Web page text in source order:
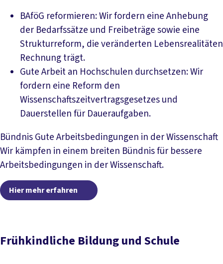
BAföG reformieren: Wir fordern eine Anhebung
der Bedarfssätze und Freibeträge sowie eine
Strukturreform, die veränderten Lebensrealitäten
Rechnung trägt.
Gute Arbeit an Hochschulen durchsetzen: Wir
fordern eine Reform den
Wissenschaftszeitvertragsgesetzes und
Dauerstellen für Daueraufgaben.
Bündnis Gute Arbeitsbedingungen in der Wissenschaft
Wir kämpfen in einem breiten Bündnis für bessere
Arbeitsbedingungen in der Wissenschaft.
Hier mehr erfahren Hier mehr erfahren
Frühkindliche Bildung und Schule